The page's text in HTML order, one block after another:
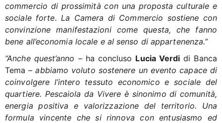
commercio di prossimità con una proposta culturale e
sociale forte. La Camera di Commercio sostiene con
convinzione manifestazioni come questa, che fanno
bene all’economia locale e al senso di appartenenza.”
“Anche quest’anno – ha concluso Lucia Verdi di Banca
Tema– abbiamo voluto sostenere un evento capace di
coinvolgere l’intero tessuto economico e sociale del
quartiere. Pescaiola da Vivere è sinonimo di comunità,
energia positiva e valorizzazione del territorio. Una
formula vincente che si rinnova con entusiasmo ed